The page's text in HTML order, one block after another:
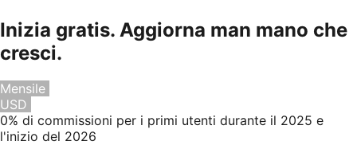
Inizia gratis. Aggiorna man mano che
cresci.
Mensile
USD
0% di commissioni per i primi utenti durante il 2025 e
l'inizio del 2026